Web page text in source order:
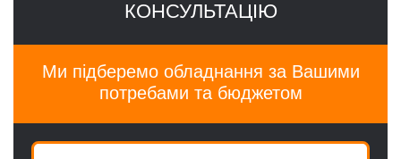
КОНСУЛЬТАЦІЮ
Ми підберемо обладнання за Вашими
потребами та бюджетом